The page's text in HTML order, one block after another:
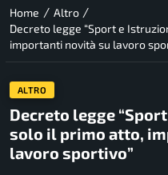
Home / Altro /
Decreto legge “Sport e
importanti novità su lavoro
ALTRO
Decreto legge “Sport
solo il primo atto,
lavoro sportivo”